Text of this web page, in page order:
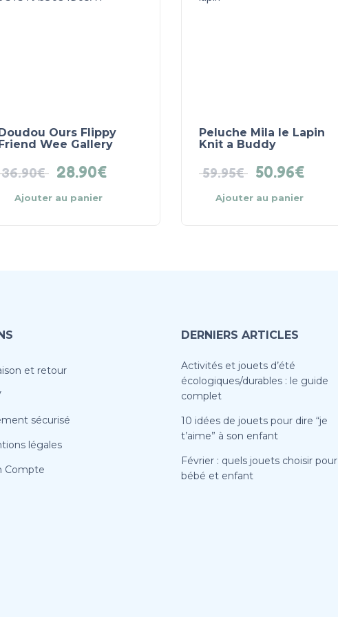
Ours Flippy
Wee Gallery
36.90€ 28.90€
Ajouter au panier
Peluche Mila le Lapin
Knit a Buddy
59.95€ 50.96€
Ajouter au panier
et retour
sécurisé
légales
Compte
DERNIERS ARTICLES
Activités et jouets d’été
écologiques/durables : le guide
complet
10 idées de jouets pour dire “je
t’aime” à son enfant
Février : quels jouets choisir pour
bébé et enfant